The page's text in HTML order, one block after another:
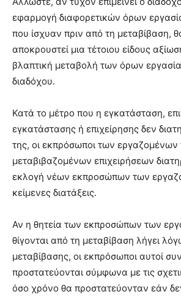
εφαρμογή διαφορετικών όρων
που ίσχυαν πριν από τη μεταβίβαση,
αποκρουστεί μια τέτοιου είδους
βλαπτική μεταβολή των όρων
διαδόχου.
Κατά το μέτρο που η εγκατάσταση,
εγκατάστασης ή επιχείρησης δεν
της, οι εκπρόσωποι των εργαζομένων
μεταβιβαζομένων επιχειρήσεων
εκλογή νέων εκπροσώπων των
κείμενες διατάξεις.
Αν η θητεία των εκπροσώπων των
θίγονται από τη μεταβίβαση λήγει
μεταβίβασης, οι εκπρόσωποι αυτοί
προστατεύονται σύμφωνα με τις
όσο χρόνο θα προστατεύονταν εάν δεν